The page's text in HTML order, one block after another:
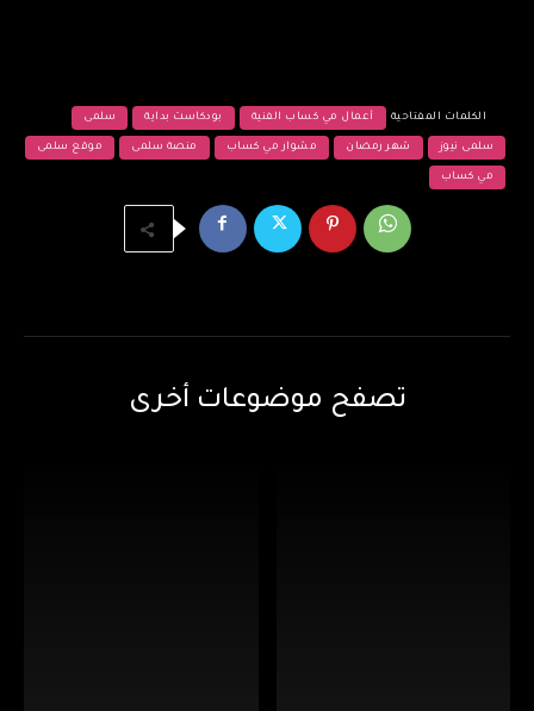
الكلمات المفتاحية أعمال مي كساب الفنية بودكاست بداية سلمى
سلمى نيوز شهر رمضان مشوار مي كساب منصة سلمى موقع سلمى
مي كساب
تصفح موضوعات أخرى